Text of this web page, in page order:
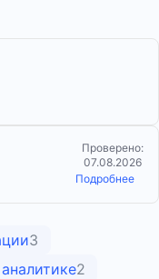
Проверено:
07.08.2026
Подробнее
3
2